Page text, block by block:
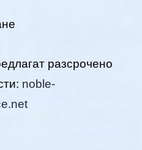
разсрочено
noble-